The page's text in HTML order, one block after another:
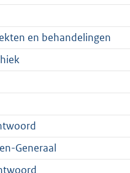
en behandelingen
Generaal